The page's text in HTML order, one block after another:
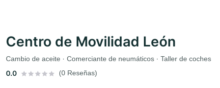
Centro de Movilidad León
Cambio de aceite · Comerciante de neumáticos · Taller de coches
0.0 (0 Reseñas)